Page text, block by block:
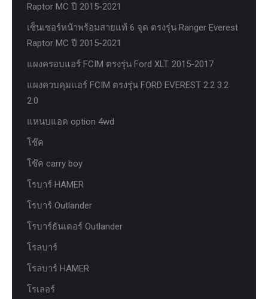
Raptor MC ปี 2015-2021
เซ็นเซอร์หน้าพร้อมสายแท้ 6 จุด ตรงรุ่น Ranger Everest
Raptor MC ปี 2015-2021
แผงครอบแอร์ FCIM ตรงรุ่น Ford XLT. 2015-2017
แผงควบคุมแอร์ FCIM ตรงรุ่น FORD EVEREST 2.2 3.2
2.0
แหนบแอด option 4wd
โช๊ค
โช๊ค carry boy
โรบาร์ HAMER
โรบาร์ Outlander
โรบาร์ธันเดอร์ Outlander
โรลบาร์
โรลบาร์ HAMER
โรเลอร์